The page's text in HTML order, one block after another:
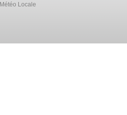
Météo Locale